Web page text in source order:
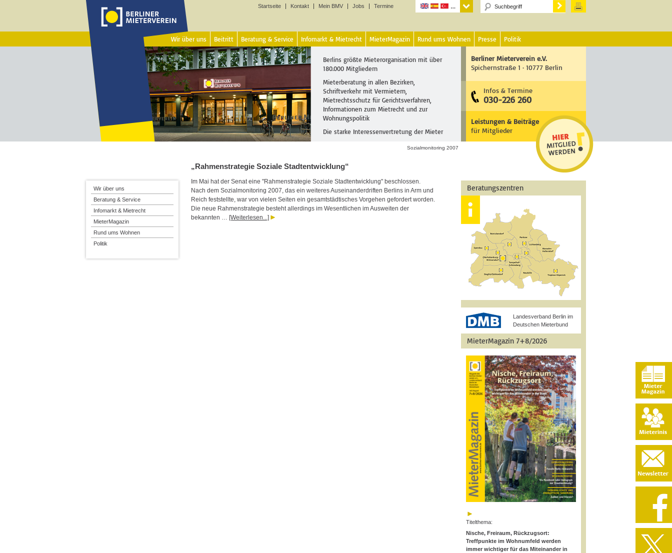
Startseite Kontakt Mein BMV Jobs Termine
Wir über uns Beitritt Beratung & Service Infomarkt & Mietrecht MieterMagazin Rund ums Wohnen Presse Politik
Berlins größte Mieterorganisation mit über
180.000 Mitgliedern
Mieterberatung in allen Bezirken,
Schriftverkehr mit Vermietern,
Mietrechtsschutz für Gerichtsverfahren,
Informationen zum Mietrecht und zur
Wohnungspolitik
Die starke Interessenvertretung der Mieter
Berliner Mieterverein e.V.
Spichernstraße 1 · 10777 Berlin
Infos & Termine
030-226 260
Leistungen & Beiträge
für Mitglieder
Sozialmonitoring 2007
„Rahmenstrategie Soziale Stadtentwicklung“
Im Mai hat der Senat eine "Rahmenstrategie Soziale Stadtentwicklung" beschlossen.
Nach dem Sozialmonitoring 2007, das ein weiteres Auseinanderdriften Berlins in Arm und
Reich feststellte, war von vielen Seiten ein gesamtstädtisches Vorgehen gefordert worden.
Die neue Rahmenstrategie besteht allerdings im Wesentlichen im Ausweiten der
bekannten … [Weiterlesen...]
Beratungszentren
Landesverband Berlin im
Deutschen Mieterbund
MieterMagazin 7+8/2026
Titelthema:
Nische, Freiraum, Rückzugsort:
Treffpunkte im Wohnumfeld werden
immer wichtiger für das Miteinander in
Wir über uns
Beratung & Service
Infomarkt & Mietrecht
MieterMagazin
Rund ums Wohnen
Politik